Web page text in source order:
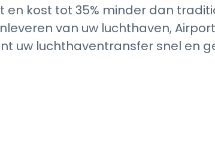
en kost tot 35% minder dan
van uw luchthaven,
uw luchthaventransfer snel en